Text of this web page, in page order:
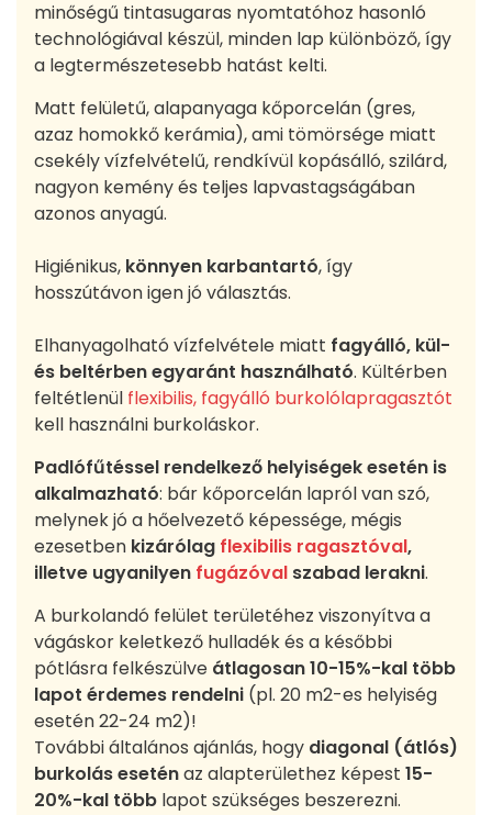
minőségű tintasugaras nyomtatóhoz hasonló
technológiával készül, minden lap különböző, így
a legtermészetesebb hatást kelti.
Matt felületű, alapanyaga kőporcelán (gres,
azaz homokkő kerámia), ami tömörsége miatt
csekély vízfelvételű, rendkívül kopásálló, szilárd,
nagyon kemény és teljes lapvastagságában
azonos anyagú.
Higiénikus, könnyen karbantartó, így
hosszútávon igen jó választás.
Elhanyagolható vízfelvétele miatt fagyálló, kül-
és beltérben egyaránt használható. Kültérben
feltétlenül flexibilis, fagyálló burkolólapragasztót
kell használni burkoláskor.
Padlófűtéssel rendelkező helyiségek esetén is
alkalmazható: bár kőporcelán lapról van szó,
melynek jó a hőelvezető képessége, mégis
ezesetben kizárólag flexibilis ragasztóval,
illetve ugyanilyen fugázóval szabad lerakni.
A burkolandó felület területéhez viszonyítva a
vágáskor keletkező hulladék és a későbbi
pótlásra felkészülve átlagosan 10-15%-kal több
lapot érdemes rendelni (pl. 20 m2-es helyiség
esetén 22-24 m2)!
További általános ajánlás, hogy diagonal (átlós)
burkolás eseténaz alapterülethez képest 15-
20%-kal több lapot szükséges beszerezni.